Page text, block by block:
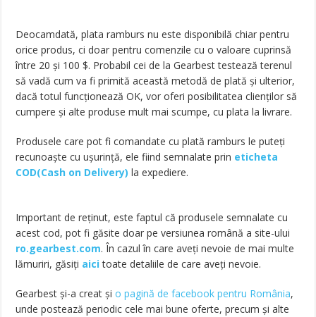
Deocamdată, plata ramburs nu este disponibilă chiar pentru
orice produs, ci doar pentru comenzile cu o valoare cuprinsă
între 20 și 100 $. Probabil cei de la Gearbest testează terenul
să vadă cum va fi primită această metodă de plată și ulterior,
dacă totul funcționează OK, vor oferi posibilitatea clienților să
cumpere și alte produse mult mai scumpe, cu plata la livrare.
Produsele care pot fi comandate cu plată ramburs le puteți
recunoaște cu ușurință, ele fiind semnalate prin eticheta
COD(Cash on Delivery) la expediere.
Important de reținut, este faptul că produsele semnalate cu
acest cod, pot fi găsite doar pe versiunea română a site-ului
ro.gearbest.com. În cazul în care aveți nevoie de mai multe
lămuriri, găsiți aicitoate detaliile de care aveți nevoie.
Gearbest și-a creat șio pagină de facebook pentru România,
unde postează periodic cele mai bune oferte, precum și alte